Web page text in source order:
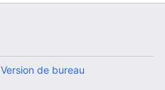
Version de bureau